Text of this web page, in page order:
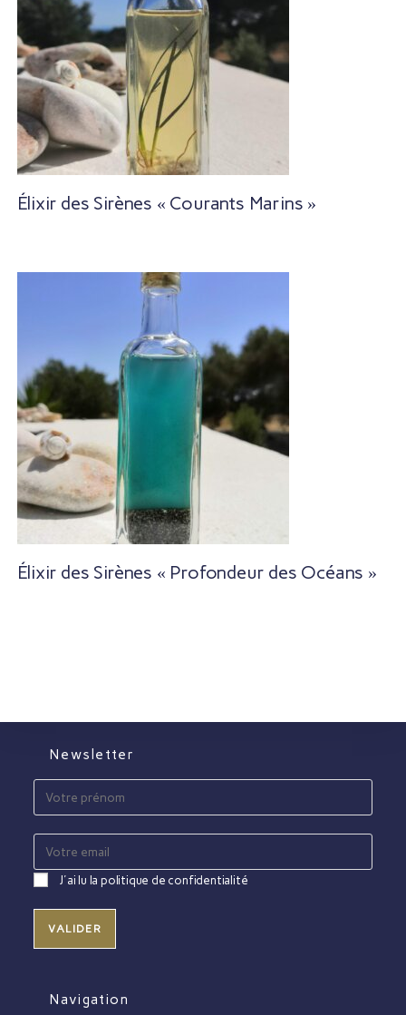
Élixir des Sirènes « Courants Marins »
Élixir des Sirènes « Profondeur des Océans »
Newsletter
J'ai lu la politique de confidentialité
Navigation